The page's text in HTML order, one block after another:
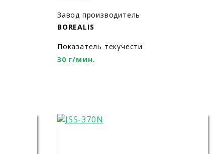
Завод производитель
BOREALIS
Показатель текучести
30 г/мин.